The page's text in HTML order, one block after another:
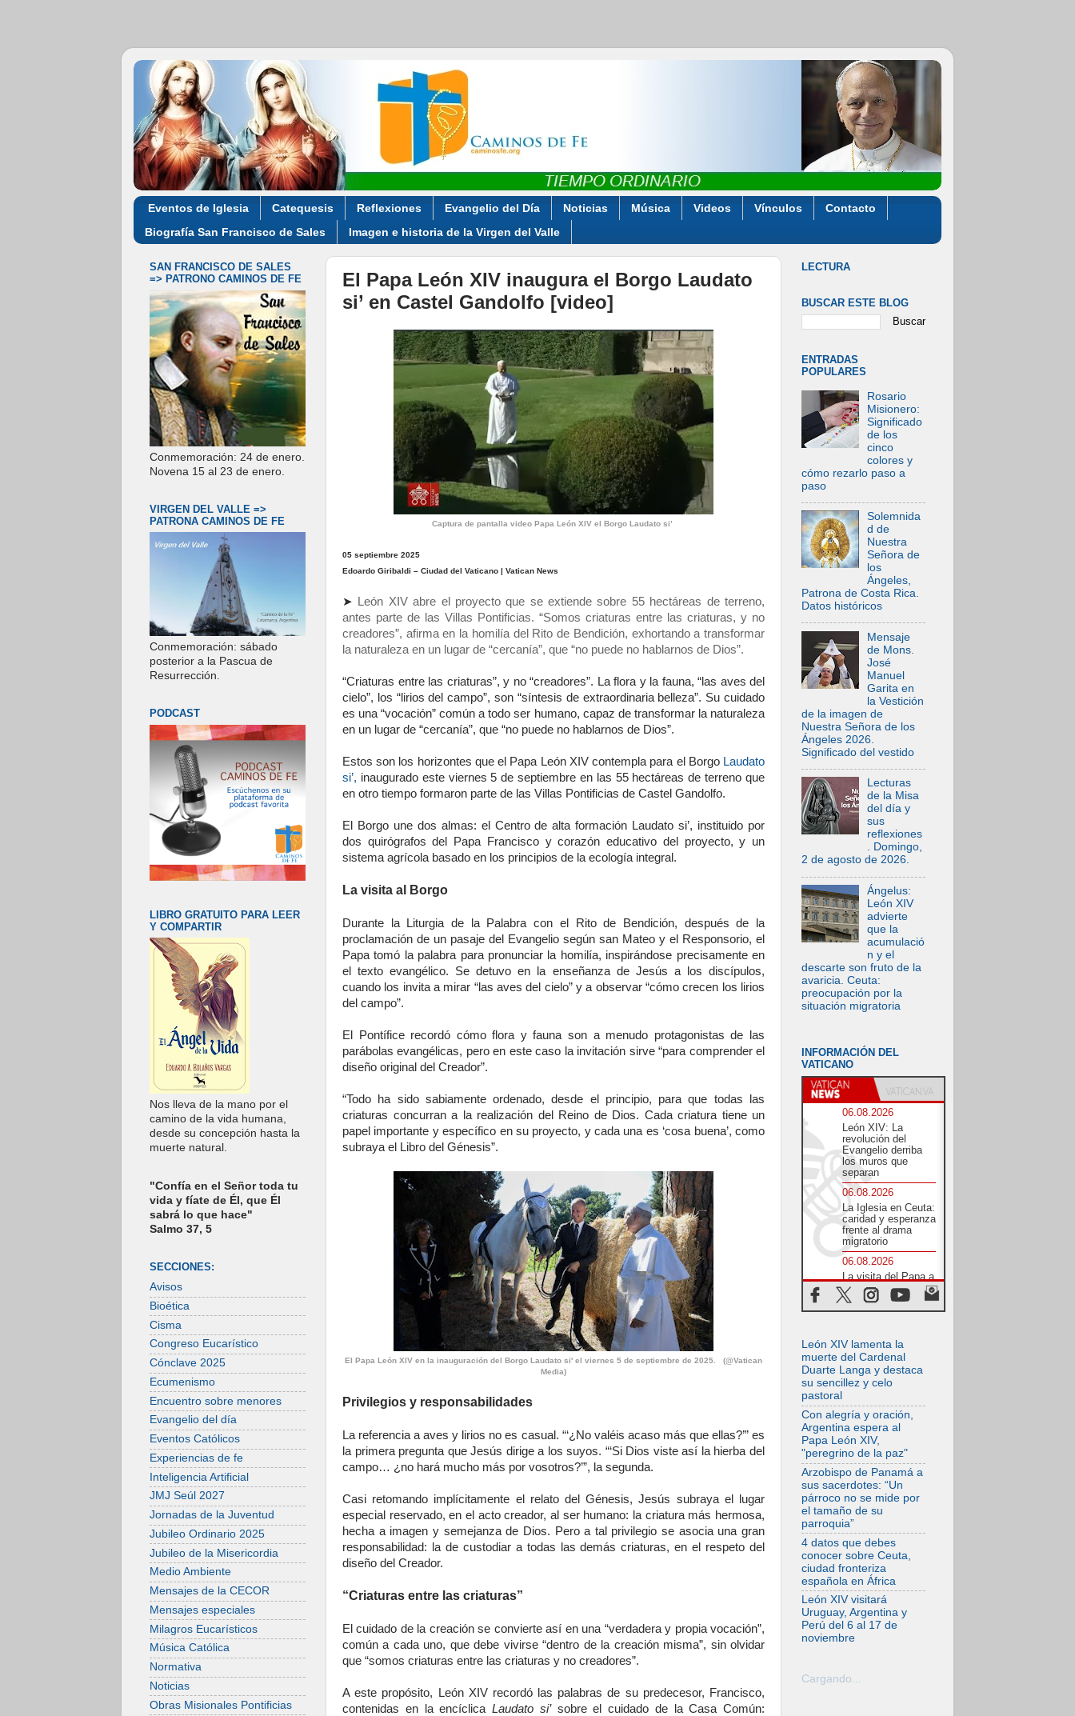
Eventos de Iglesia Catequesis Reflexiones Evangelio del Día Noticias Música Videos Vínculos
Contacto
Biografía San Francisco de Sales
Imagen e historia de la Virgen del Valle
El Papa León XIV inaugura el Borgo Laudato
si’ en Castel Gandolfo [video]
Captura de pantalla video Papa León XIV el Borgo Laudato si’
05 septiembre 2025
Edoardo Giribaldi – Ciudad del Vaticano | Vatican News
➤
León XIV abre el proyecto que se extiende sobre 55 hectáreas de terreno,
antes parte de las Villas Pontificias. “Somos criaturas entre las criaturas, y no
creadores”, afirma en la homilía del Rito de Bendición, exhortando a transformar
la naturaleza en un lugar de “cercanía”, que “no puede no hablarnos de Dios”.
“Criaturas entre las criaturas”, y no “creadores”. La flora y la fauna, “las aves del
cielo”, los “lirios del campo”, son “síntesis de extraordinaria belleza”. Su cuidado
es una “vocación” común a todo ser humano, capaz de transformar la naturaleza
en un lugar de “cercanía”, que “no puede no hablarnos de Dios”.
Estos son los horizontes que el Papa León XIV contempla para el Borgo Laudato
si’, inaugurado este viernes 5 de septiembre en las 55 hectáreas de terreno que
en otro tiempo formaron parte de las Villas Pontificias de Castel Gandolfo.
El Borgo une dos almas: el Centro de alta formación Laudato si’, instituido por
dos quirógrafos del Papa Francisco y corazón educativo del proyecto, y un
sistema agrícola basado en los principios de la ecología integral.
La visita al Borgo
Durante la Liturgia de la Palabra con el Rito de Bendición, después de la
proclamación de un pasaje del Evangelio según san Mateo y el Responsorio, el
Papa tomó la palabra para pronunciar la homilía, inspirándose precisamente en
el texto evangélico. Se detuvo en la enseñanza de Jesús a los discípulos,
cuando los invita a mirar “las aves del cielo” y a observar “cómo crecen los lirios
del campo”.
El Pontífice recordó cómo flora y fauna son a menudo protagonistas de las
parábolas evangélicas, pero en este caso la invitación sirve “para comprender el
diseño original del Creador”.
“Todo ha sido sabiamente ordenado, desde el principio, para que todas las
criaturas concurran a la realización del Reino de Dios. Cada criatura tiene un
papel importante y específico en su proyecto, y cada una es ‘cosa buena’, como
subraya el Libro del Génesis”.
El Papa León XIV en la inauguración del Borgo Laudato si' el viernes 5 de septiembre de 2025. (@Vatican
Media)
Privilegios y responsabilidades
La referencia a aves y lirios no es casual. “‘¿No valéis acaso más que ellas?’” es
la primera pregunta que Jesús dirige a los suyos. “‘Si Dios viste así la hierba del
campo… ¿no hará mucho más por vosotros?’”, la segunda.
Casi retomando implícitamente el relato del Génesis, Jesús subraya el lugar
especial reservado, en el acto creador, al ser humano: la criatura más hermosa,
hecha a imagen y semejanza de Dios. Pero a tal privilegio se asocia una gran
responsabilidad: la de custodiar a todas las demás criaturas, en el respeto del
diseño del Creador.
“Criaturas entre las criaturas”
El cuidado de la creación se convierte así en una “verdadera y propia vocación”,
común a cada uno, que debe vivirse “dentro de la creación misma”, sin olvidar
que “somos criaturas entre las criaturas y no creadores”.
A este propósito, León XIV recordó las palabras de su predecesor, Francisco,
contenidas en la encíclica Laudato si’sobre el cuidado de la Casa Común:
SAN FRANCISCO DE SALES
=> PATRONO CAMINOS DE FE
Conmemoración: 24 de enero.
Novena 15 al 23 de enero.
VIRGEN DEL VALLE =>
PATRONA CAMINOS DE FE
Conmemoración: sábado
posterior a la Pascua de
Resurrección.
PODCAST
LIBRO GRATUITO PARA LEER
Y COMPARTIR
Nos lleva de la mano por el
camino de la vida humana,
desde su concepción hasta la
muerte natural.
"Confía en el Señor toda tu
vida y fíate de Él, que Él
sabrá lo que hace"
Salmo 37, 5
SECCIONES:
Avisos
Bioética
Cisma
Congreso Eucarístico
Cónclave 2025
Ecumenismo
Encuentro sobre menores
Evangelio del día
Eventos Católicos
Experiencias de fe
Inteligencia Artificial
JMJ Seúl 2027
Jornadas de la Juventud
Jubileo Ordinario 2025
Jubileo de la Misericordia
Medio Ambiente
Mensajes de la CECOR
Mensajes especiales
Milagros Eucarísticos
Música Católica
Normativa
Noticias
Obras Misionales Pontificias
LECTURA
BUSCAR ESTE BLOG
ENTRADAS
POPULARES
Rosario
Misionero:
Significado
de los
cinco
colores y
cómo rezarlo paso a
paso
Solemnida
d de
Nuestra
Señora de
los
Ángeles,
Patrona de Costa Rica.
Datos históricos
Mensaje
de Mons.
José
Manuel
Garita en
la Vestición
de la imagen de
Nuestra Señora de los
Ángeles 2026.
Significado del vestido
Lecturas
de la Misa
del día y
sus
reflexiones
. Domingo,
2 de agosto de 2026.
Ángelus:
León XIV
advierte
que la
acumulació
n y el
descarte son fruto de la
avaricia. Ceuta:
preocupación por la
situación migratoria
INFORMACIÓN DEL
VATICANO
06.08.2026
León XIV: La
revolución del
Evangelio derriba
los muros que
separan
06.08.2026
La Iglesia en Ceuta:
caridad y esperanza
frente al drama
migratorio
06.08.2026
La visita del Papa a
Perú será un tiempo
de gracia
reconciliación y
06.08.2026
Cardenal Rossi: "La
llegada del Papa
León a Argentina es
un homenaje a
Francisco"
06.08.2026
En Asís, León XIV
invita a los jóvenes
a «construir la
civilización del
amor»
05.08.2026
El cardenal Parolin
en México: Toda la
sociedad necesita
el mensaje del
Evangelio
05.08.2026
Santa María la
Mayor, Makrickas:
La gracia de Dios
desciende sobre el
mundo
Cristianos y
León XIV lamenta la
muerte del Cardenal
Duarte Langa y destaca
su sencillez y celo
pastoral
Con alegría y oración,
Argentina espera al
Papa León XIV,
"peregrino de la paz"
Arzobispo de Panamá a
sus sacerdotes: “Un
párroco no se mide por
el tamaño de su
parroquia”
4 datos que debes
conocer sobre Ceuta,
ciudad fronteriza
española en África
León XIV visitará
Uruguay, Argentina y
Perú del 6 al 17 de
noviembre
Cargando...